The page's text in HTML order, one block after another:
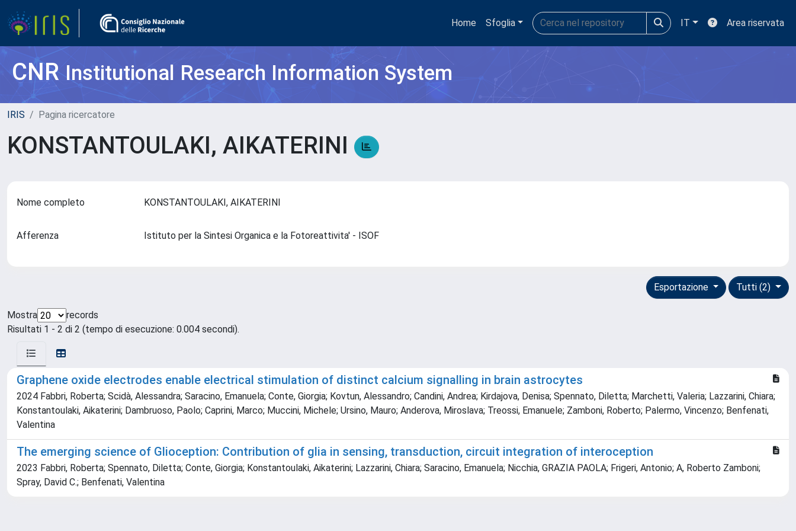
Home Sfoglia IT Area riservata
CNRInstitutional Research Information System
IRIS Pagina ricercatore
KONSTANTOULAKI, AIKATERINI
Nome completo KONSTANTOULAKI, AIKATERINI
Afferenza Istituto per la Sintesi Organica e la Fotoreattivita' - ISOF
Tutti (2)
Esportazione
Mostra
records
Risultati 1 - 2 di 2 (tempo di esecuzione: 0.004 secondi).
Graphene oxide electrodes enable electrical stimulation of distinct calcium signalling in brain astrocytes
2024 Fabbri, Roberta; Scidà, Alessandra; Saracino, Emanuela; Conte, Giorgia; Kovtun, Alessandro; Candini, Andrea; Kirdajova, Denisa; Spennato, Diletta; Marchetti, Valeria; Lazzarini, Chiara;
Konstantoulaki, Aikaterini; Dambruoso, Paolo; Caprini, Marco; Muccini, Michele; Ursino, Mauro; Anderova, Miroslava; Treossi, Emanuele; Zamboni, Roberto; Palermo, Vincenzo; Benfenati,
Valentina
The emerging science of Glioception: Contribution of glia in sensing, transduction, circuit integration of interoception
2023 Fabbri, Roberta; Spennato, Diletta; Conte, Giorgia; Konstantoulaki, Aikaterini; Lazzarini, Chiara; Saracino, Emanuela; Nicchia, GRAZIA PAOLA; Frigeri, Antonio; A, Roberto Zamboni;
Spray, David C.; Benfenati, Valentina